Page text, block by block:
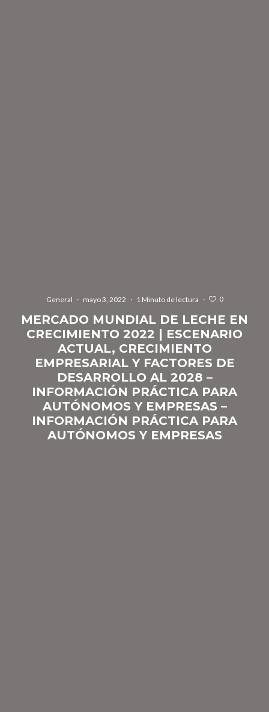
General · mayo 3, 2022 · 1 Minuto de lectura · 0
MERCADO MUNDIAL DE LECHE EN
CRECIMIENTO 2022 | ESCENARIO
ACTUAL, CRECIMIENTO
EMPRESARIAL Y FACTORES DE
DESARROLLO AL 2028 –
INFORMACIÓN PRÁCTICA PARA
AUTÓNOMOS Y EMPRESAS –
INFORMACIÓN PRÁCTICA PARA
AUTÓNOMOS Y EMPRESAS